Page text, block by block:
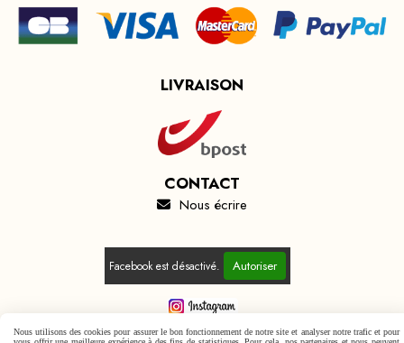
LIVRAISON
CONTACT
 Nous écrire
Facebook est désactivé. Autoriser
Nous utilisons des cookies pour assurer le bon fonctionnement de notre site et analyser notre trafic et pour